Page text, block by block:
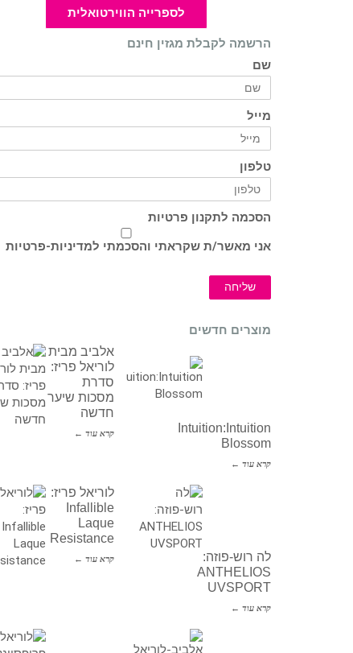
לספרייה הווירטואלית
הרשמה לקבלת מגזין חינם
שם
מייל
טלפון
הסכמה לתקנון פרטיות
אני מאשר/ת שקראתי והסכמתי למדיניות-פרטיות
שליחה
מוצרים חדשים
אלביב מבית
לוריאל פריז:
סדרת
מסכות שיער
חדשה
קרא עוד ←
Intuition:Intuition
Blossom
קרא עוד ←
לוריאל פריז:
Infallible
Laque
Resistance
קרא עוד ←
לה רוש-פוזה:
ANTHELIOS
UVSPORT
קרא עוד ←